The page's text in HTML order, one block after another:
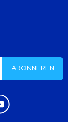
ABONNEREN